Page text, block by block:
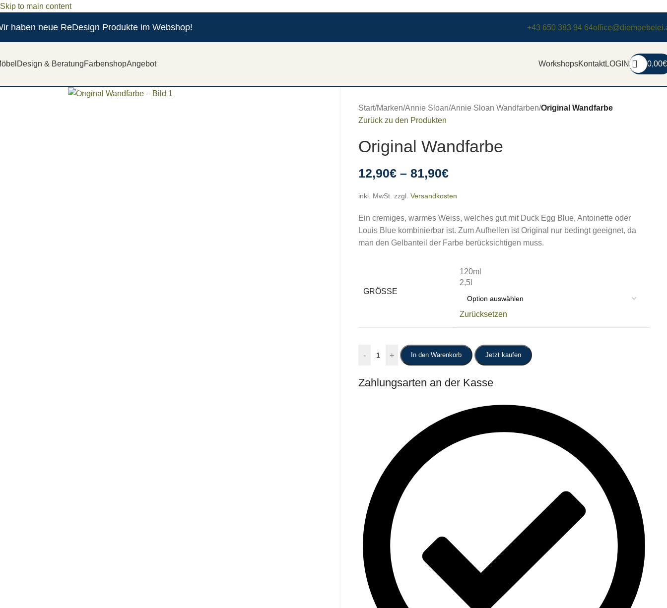
Skip to main content
haben neue ReDesign Produkte im Webshop! +43 650 383 94 64
Design & BeratungFarbenshopAngebot WorkshopsKontaktLOGIN 0,00€
Start/Marken/Annie Sloan/Annie Sloan Wandfarben/Original Wandfarbe
Zurück zu den Produkten
Original Wandfarbe
12,90€ – 81,90€
inkl. MwSt. zzgl. Versandkosten
Ein cremiges, warmes Weiss, welches gut mit Duck Egg Blue, Antoinette oder
Louis Blue kombinierbar ist. Zum Aufhellen ist Original nur bedingt geeignet, da
man den Gelbanteil der Farbe berücksichtigen muss.
GRÖSSE
120ml
2,5l
Zurücksetzen
- + In den Warenkorb Jetzt kaufen
Zahlungsarten an der Kasse